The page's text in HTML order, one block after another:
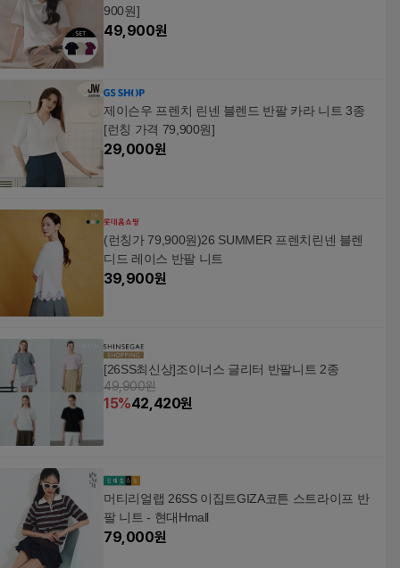
900원]
49,900원
제이슨우 프렌치 린넨 블렌드 반팔 카라 니트 3종
[런칭 가격 79,900원]
29,000원
(런칭가 79,900원)26 SUMMER 프렌치린넨 블렌
디드 레이스 반팔 니트
39,900원
[26SS최신상]조이너스 글리터 반팔니트 2종
49,900원
15%42,420원
머티리얼랩 26SS 이집트GIZA코튼 스트라이프 반
팔 니트 - 현대Hmall
79,000원